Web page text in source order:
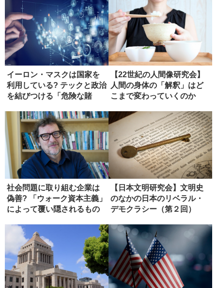
イーロン・マスクは国家を
利用している? テックと政治
を結びつける「危険な賭
【22世紀の人間像研究会】
人間の身体の「解釈」はど
こまで変わっていくのか
社会問題に取り組む企業は
偽善? 「ウォーク資本主義」
によって覆い隠されるもの
【日本文明研究会】文明史
のなかの日本のリベラル・
デモクラシー（第２回）